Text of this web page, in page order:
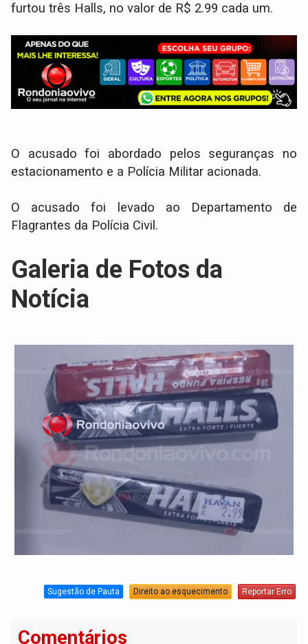
furtou três Halls, no valor de R$ 2.99 cada um.
O acusado foi abordado pelos seguranças no
estacionamento e a Polícia Militar acionada.
O acusado foi levado ao Departamento de
Flagrantes da Polícia Civil.
Galeria de Fotos da
Notícia
Sugestão de Pauta Direito ao esquecimento Reportar Erro
Comentários